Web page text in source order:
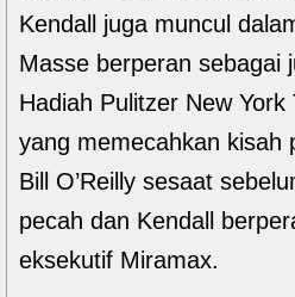
Kendall juga muncul
Masse berperan sebagai
Hadiah Pulitzer New York
yang memecahkan kisah
Bill O’Reilly sesaat
pecah dan Kendall
eksekutif Miramax.